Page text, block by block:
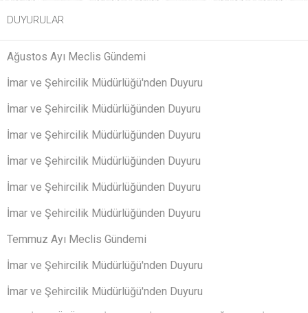
DUYURULAR
Ağustos Ayı Meclis Gündemi
İmar ve Şehircilik Müdürlüğü'nden Duyuru
İmar ve Şehircilik Müdürlüğünden Duyuru
İmar ve Şehircilik Müdürlüğünden Duyuru
İmar ve Şehircilik Müdürlüğünden Duyuru
İmar ve Şehircilik Müdürlüğünden Duyuru
İmar ve Şehircilik Müdürlüğünden Duyuru
Temmuz Ayı Meclis Gündemi
İmar ve Şehircilik Müdürlüğü'nden Duyuru
İmar ve Şehircilik Müdürlüğü'nden Duyuru